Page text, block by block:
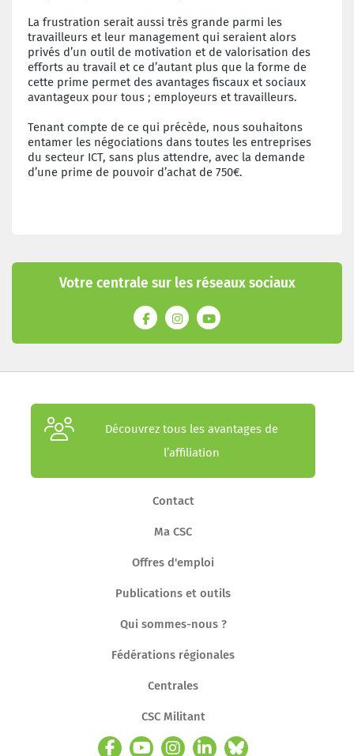
La frustration serait aussi très grande parmi les
travailleurs et leur management qui seraient alors
privés d’un outil de motivation et de valorisation des
efforts au travail et ce d’autant plus que la forme de
cette prime permet des avantages fiscaux et sociaux
avantageux pour tous ; employeurs et travailleurs.
Tenant compte de ce qui précède, nous souhaitons
entamer les négociations dans toutes les entreprises
du secteur ICT, sans plus attendre, avec la demande
d’une prime de pouvoir d’achat de 750€.
Votre centrale sur les réseaux sociaux
Découvrez tous les avantages de
l’affiliation
Contact
Ma CSC
Offres d'emploi
Publications et outils
Qui sommes-nous ?
Fédérations régionales
Centrales
CSC Militant